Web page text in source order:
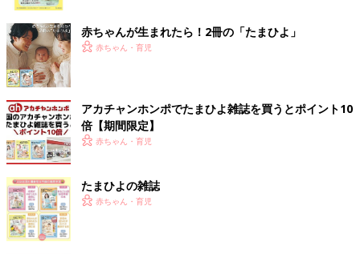
赤ちゃんが生まれたら！2冊の「たまひよ」
赤ちゃん・育児
アカチャンホンポでたまひよ雑誌を買うとポイント10
倍【期間限定】
赤ちゃん・育児
たまひよの雑誌
赤ちゃん・育児